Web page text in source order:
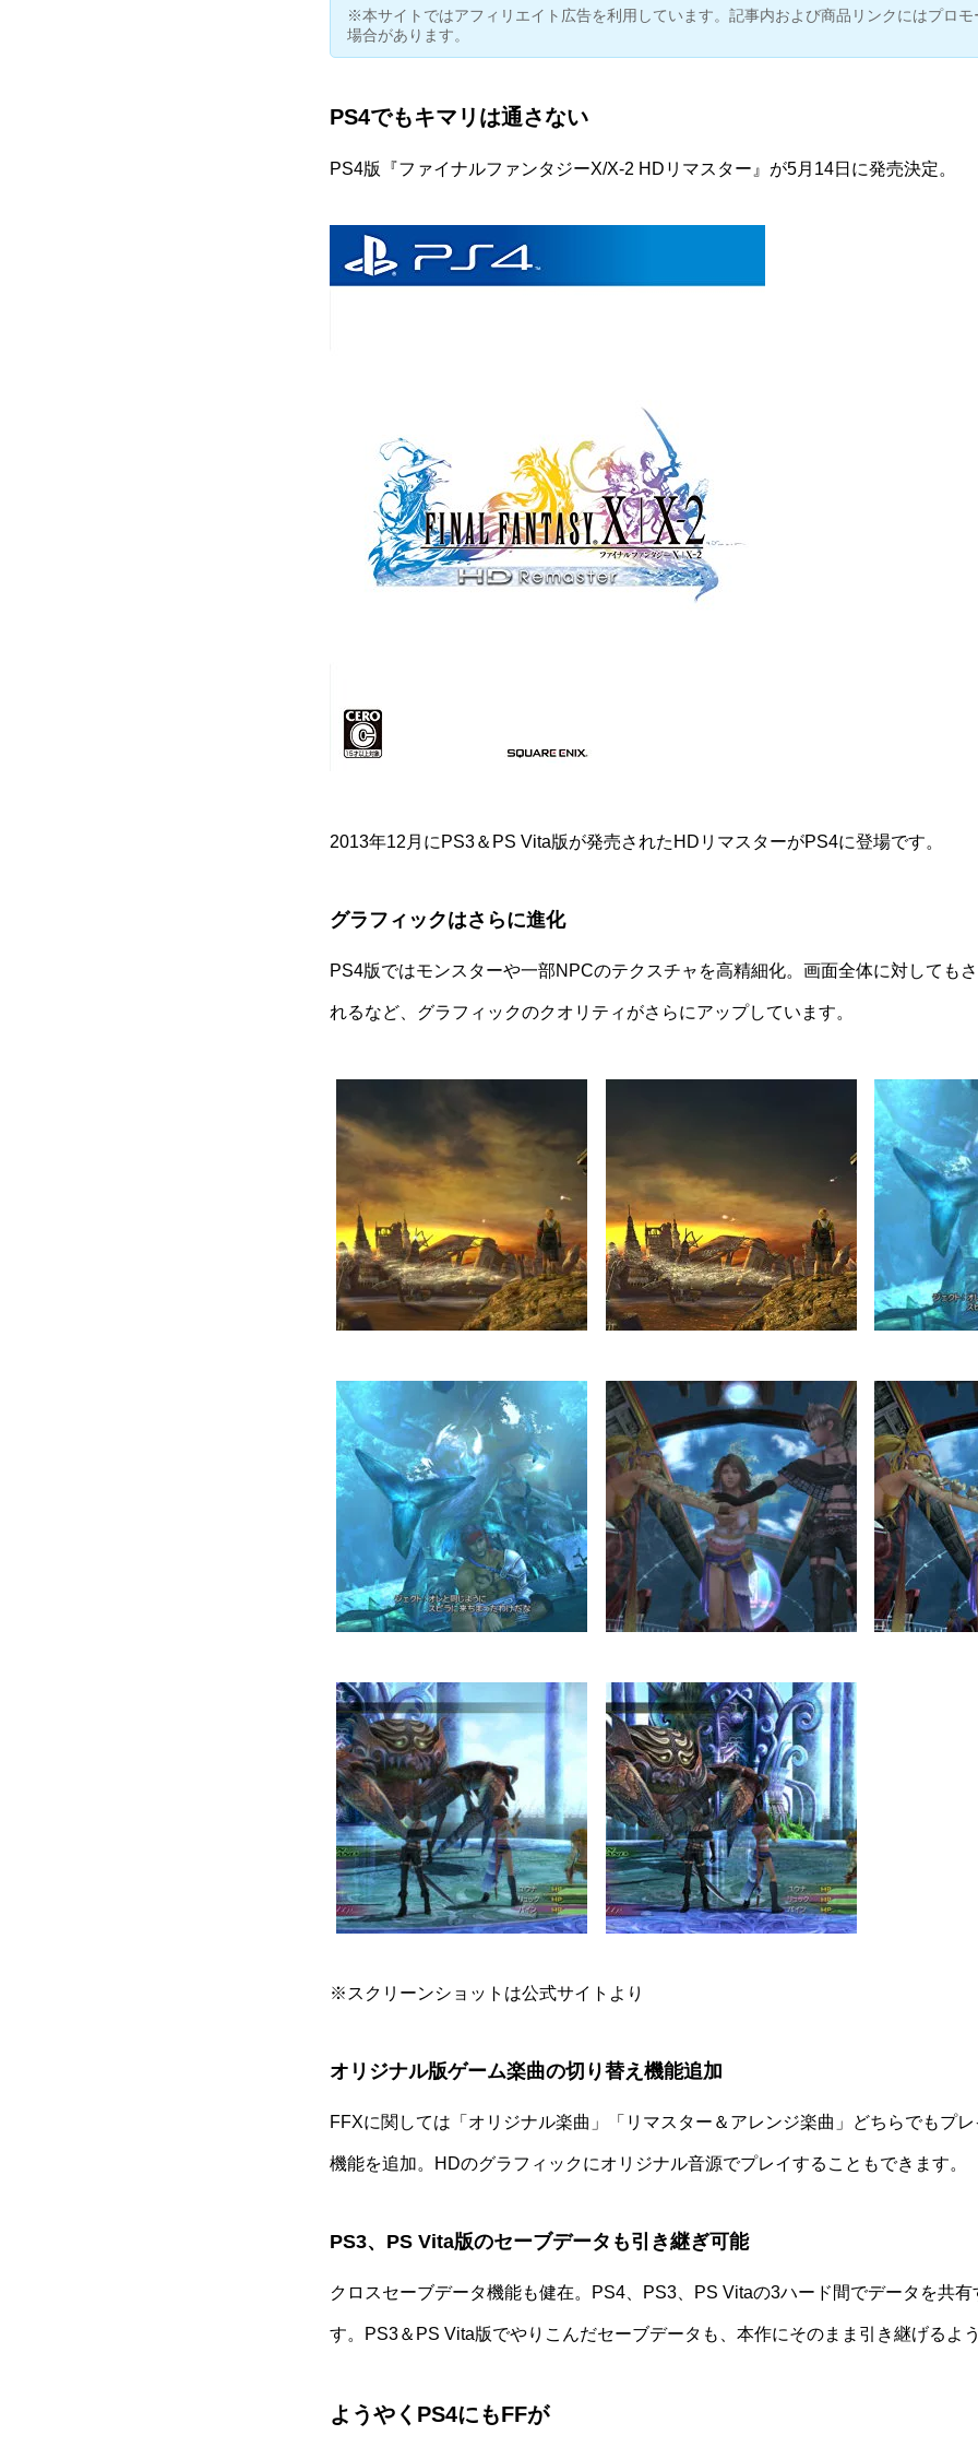
※本サイトではアフィリエイト広告を利用しています。記事内および商品リンクにはプロ
場合があります。
PS4でもキマリは通さない
PS4版『ファイナルファンタジーX/X-2 HDリマスター 』が5月14日に発売決定。
2013年12月にPS3＆PS Vita版が発売されたHDリマスターがPS4に登場です。
グラフィックはさらに進化
PS4版ではモンスターや一部NPCのテクスチャを高精細化。画面全体に対しても
れるなど、グラフィックのクオリティがさらにアップしています。
※スクリーンショットは公式サイト より
オリジナル版ゲーム楽曲の切り替え機能追加
FFXに関しては「オリジナル楽曲」「リマスター＆アレンジ楽曲」どちらでもプ
機能を追加。HDのグラフィックにオリジナル音源でプレイすることもできます。
PS3、PS Vita版のセーブデータも引き継ぎ可能
クロスセーブデータ機能も健在。PS4、PS3、PS Vitaの3ハード間でデータを共
す。PS3＆PS Vita版でやりこんだセーブデータも、本作にそのまま引き継げるよ
ようやくPS4にもFFが